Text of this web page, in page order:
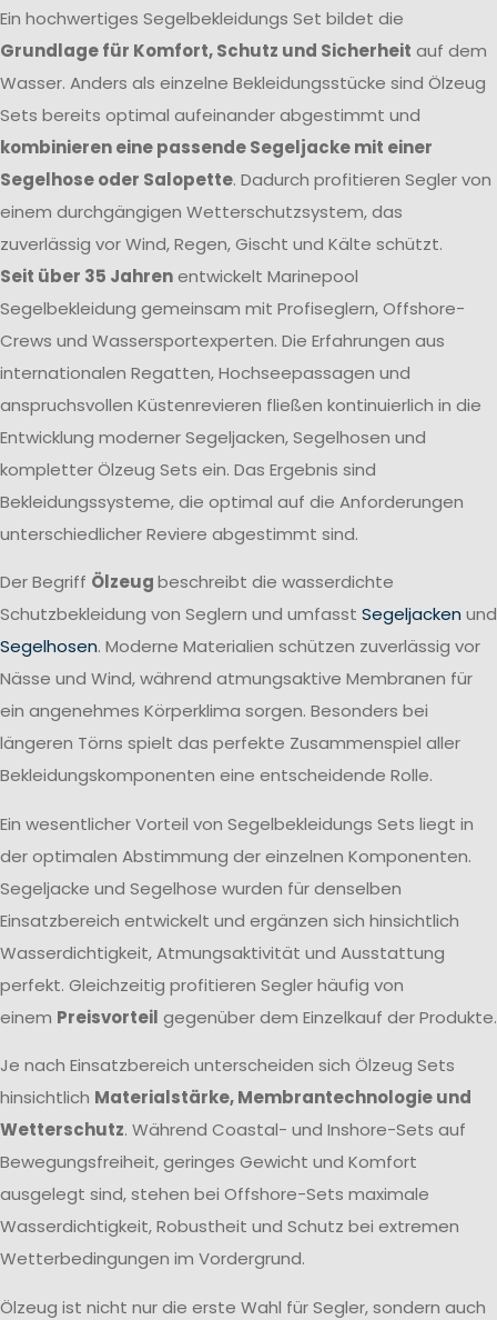
Ein hochwertiges Segelbekleidungs Set bildet die
Grundlage für Komfort, Schutz und Sicherheit auf dem
Wasser. Anders als einzelne Bekleidungsstücke sind Ölzeug
Sets bereits optimal aufeinander abgestimmt und
kombinieren eine passende Segeljacke mit einer
Segelhose oder Salopette. Dadurch profitieren Segler von
einem durchgängigen Wetterschutzsystem, das
zuverlässig vor Wind, Regen, Gischt und Kälte schützt.
Seit über 35 Jahrenentwickelt Marinepool
Segelbekleidung gemeinsam mit Profiseglern, Offshore-
Crews und Wassersportexperten. Die Erfahrungen aus
internationalen Regatten, Hochseepassagen und
anspruchsvollen Küstenrevieren fließen kontinuierlich in die
Entwicklung moderner Segeljacken, Segelhosen und
kompletter Ölzeug Sets ein. Das Ergebnis sind
Bekleidungssysteme, die optimal auf die Anforderungen
unterschiedlicher Reviere abgestimmt sind.
Der Begriff Ölzeugbeschreibt die wasserdichte
Schutzbekleidung von Seglern und umfasst Segeljacken und
Segelhosen. Moderne Materialien schützen zuverlässig vor
Nässe und Wind, während atmungsaktive Membranen für
ein angenehmes Körperklima sorgen. Besonders bei
längeren Törns spielt das perfekte Zusammenspiel aller
Bekleidungskomponenten eine entscheidende Rolle.
Ein wesentlicher Vorteil von Segelbekleidungs Sets liegt in
der optimalen Abstimmung der einzelnen Komponenten.
Segeljacke und Segelhose wurden für denselben
Einsatzbereich entwickelt und ergänzen sich hinsichtlich
Wasserdichtigkeit, Atmungsaktivität und Ausstattung
perfekt. Gleichzeitig profitieren Segler häufig von
einem Preisvorteil gegenüber dem Einzelkauf der Produkte.
Je nach Einsatzbereich unterscheiden sich Ölzeug Sets
hinsichtlich Materialstärke, Membrantechnologie und
Wetterschutz. Während Coastal- und Inshore-Sets auf
Bewegungsfreiheit, geringes Gewicht und Komfort
ausgelegt sind, stehen bei Offshore-Sets maximale
Wasserdichtigkeit, Robustheit und Schutz bei extremen
Wetterbedingungen im Vordergrund.
Ölzeug ist nicht nur die erste Wahl für Segler, sondern auch